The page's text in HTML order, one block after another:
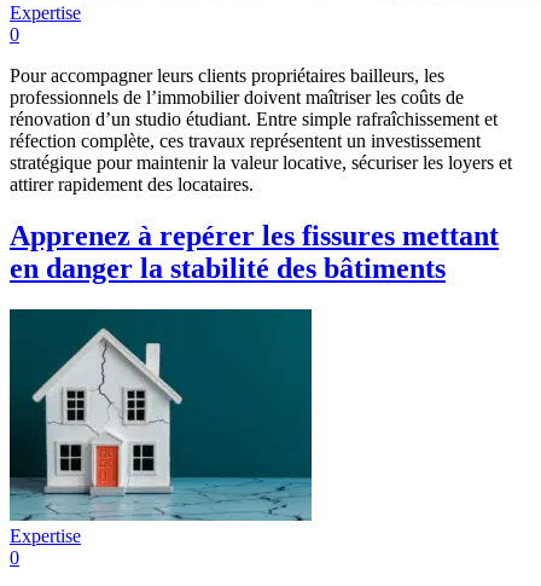
Expertise
0
Pour accompagner leurs clients propriétaires bailleurs, les
professionnels de l’immobilier doivent maîtriser les coûts de
rénovation d’un studio étudiant. Entre simple rafraîchissement et
réfection complète, ces travaux représentent un investissement
stratégique pour maintenir la valeur locative, sécuriser les loyers et
attirer rapidement des locataires.
Apprenez à repérer les fissures mettant
en danger la stabilité des bâtiments
Expertise
0